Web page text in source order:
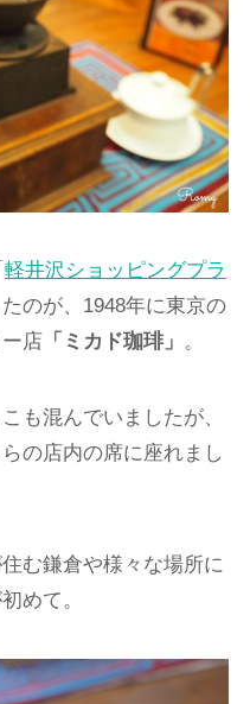
軽井沢ショッピングプラ
のが、1948年に東京の
店「ミカド珈琲」 。
も混んでいましたが、
の店内の席に座れまし
む鎌倉や様々な場所に
めて。